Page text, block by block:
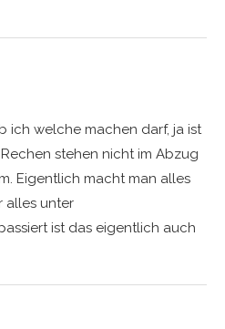
ich welche machen darf, ja ist
stehen nicht im Abzug
Eigentlich macht man alles
alles unter
ist das eigentlich auch